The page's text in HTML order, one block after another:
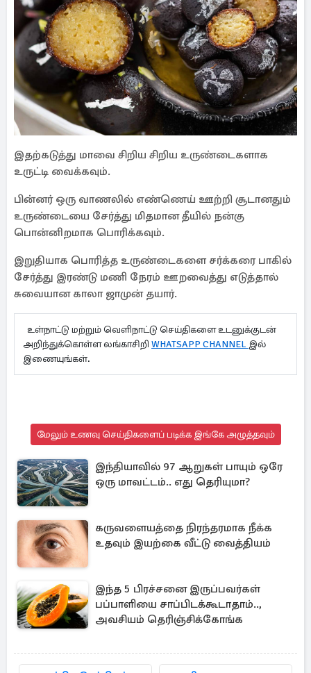
இதற்கடுத்து மாவை சிறிய சிறிய உருண்டைகளாக
உருட்டி வைக்கவும்.
பின்னர் ஒரு வாணலில் எண்ணெய் ஊற்றி சூடானதும்
உருண்டையை சேர்த்து மிதமான தீயில் நன்கு
பொன்னிறமாக பொரிக்கவும்.
இறுதியாக பொரித்த உருண்டைகளை சர்க்கரை பாகில்
சேர்த்து இரண்டு மணி நேரம் ஊறவைத்து எடுத்தால்
சுவையான காலா ஜாமுன் தயார்.
உள்நாட்டு மற்றும் வெளிநாட்டு செய்திகளை உடனுக்குடன்
அறிந்துக்கொள்ள லங்காசிறி WHATSAPP CHANNEL இல்
இணையுங்கள்.
மேலும் உணவு செய்திகளைப் படிக்க இங்கே அழுத்தவும்
இந்தியாவில் 97 ஆறுகள் பாயும் ஒரே
ஒரு மாவட்டம்.. எது தெரியுமா?
கருவளையத்தை நிரந்தரமாக நீக்க
உதவும் இயற்கை வீட்டு வைத்தியம்
இந்த 5 பிரச்சனை இருப்பவர்கள்
பப்பாளியை சாப்பிடக்கூடாதாம்..,
அவசியம் தெரிஞ்சிக்கோங்க